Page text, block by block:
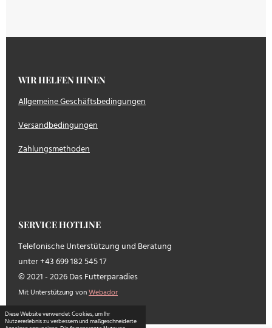
Diese Website verwendet Cookies, um Ihr
Nutzererlebnis zu verbessern und maßgeschneiderte
WIR HELFEN IHNEN
Allgemeine Geschäftsbedingungen
Versandbedingungen
Zahlungsmethoden
SERVICE HOTLINE
Telefonische Unterstützung und Beratung
unter +43 699 182 545 17
© 2021 - 2026 Das Futterparadies
Mit Unterstützung vonWebador